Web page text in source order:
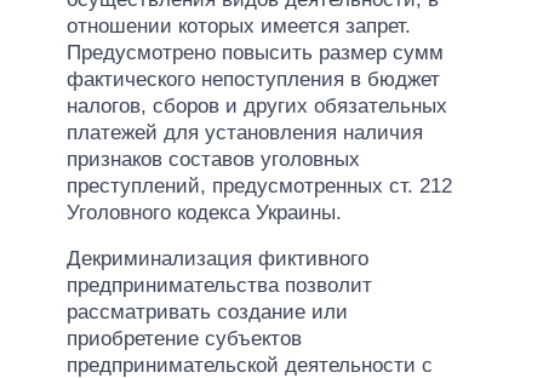
отношении которых имеется запрет.
Предусмотрено повысить размер сумм
фактического непоступления в бюджет
налогов, сборов и других обязательных
платежей для установления наличия
признаков составов уголовных
преступлений, предусмотренных ст. 212
Уголовного кодекса Украины.
Декриминализация фиктивного
предпринимательства позволит
рассматривать создание или
приобретение субъектов
предпринимательской деятельности с